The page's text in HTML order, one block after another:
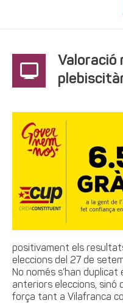
Valoració
positivament els
eleccions del 27 de
No només s’han
anteriors eleccions, sinó
força tant a Vilafranca